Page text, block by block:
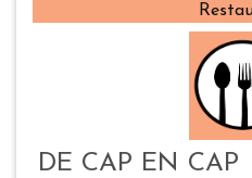
DE CAP EN CAP